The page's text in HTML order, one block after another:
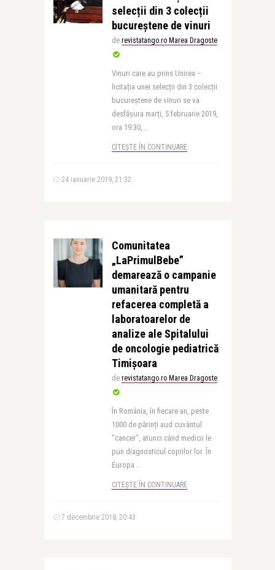
selecții din 3 colecții
bucureștene de vinuri
de revistatango.ro Marea Dragoste
Vinuri care au prins Unirea –
licitația unei selecții din 3 colecții
bucureștene de vinuri se va
desfășura marți, 5 februarie 2019,
ora 19:30, ..
CITEȘTE ÎN CONTINUARE
24 ianuarie 2019, 21:32
Comunitatea
„LaPrimulBebe”
demarează o campanie
umanitară pentru
refacerea completă a
laboratoarelor de
analize ale Spitalului
de oncologie pediatrică
Timișoara
de revistatango.ro Marea Dragoste
În România, în fiecare an, peste
1000 de părinți aud cuvântul
“cancer”, atunci când medicii le
pun diagnosticul copiilor lor. În
Europa ..
CITEȘTE ÎN CONTINUARE
7 decembrie 2018, 20:43